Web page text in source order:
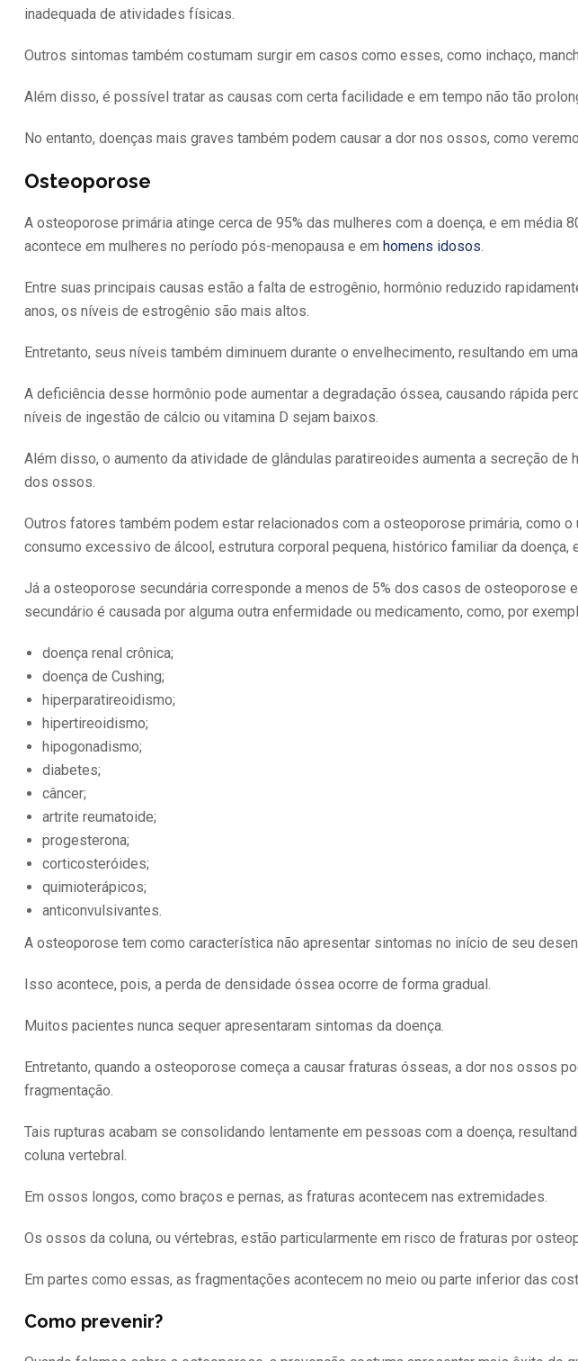
inadequada de atividades físicas.
Outros sintomas também costumam surgir em casos como esses, como inchaço,
Além disso, é possível tratar as causas com certa facilidade e em tempo não tão
No entanto, doenças mais graves também podem causar a dor nos ossos, como
Osteoporose
A osteoporose primária atinge cerca de 95% das mulheres com a doença, e em média
acontece em mulheres no período pós-menopausa e em homens idosos.
Entre suas principais causas estão a falta de estrogênio, hormônio reduzido
anos, os níveis de estrogênio são mais altos.
Entretanto, seus níveis também diminuem durante o envelhecimento, resultando em
A deficiência desse hormônio pode aumentar a degradação óssea, causando rápida
níveis de ingestão de cálcio ou vitamina D sejam baixos.
Além disso, o aumento da atividade de glândulas paratireoides aumenta a secreção de
dos ossos.
Outros fatores também podem estar relacionados com a osteoporose primária, como
consumo excessivo de álcool, estrutura corporal pequena, histórico familiar da doença,
Já a osteoporose secundária corresponde a menos de 5% dos casos de osteoporose
secundário é causada por alguma outra enfermidade ou medicamento, como, por
doença renal crônica;
doença de Cushing;
hiperparatireoidismo;
hipertireoidismo;
hipogonadismo;
diabetes;
câncer;
artrite reumatoide;
progesterona;
corticosteróides;
quimioterápicos;
anticonvulsivantes.
A osteoporose tem como característica não apresentar sintomas no início de seu
Isso acontece, pois, a perda de densidade óssea ocorre de forma gradual.
Muitos pacientes nunca sequer apresentaram sintomas da doença.
Entretanto, quando a osteoporose começa a causar fraturas ósseas, a dor nos ossos
fragmentação.
Tais rupturas acabam se consolidando lentamente em pessoas com a doença,
coluna vertebral.
Em ossos longos, como braços e pernas, as fraturas acontecem nas extremidades.
Os ossos da coluna, ou vértebras, estão particularmente em risco de fraturas por
Em partes como essas, as fragmentações acontecem no meio ou parte inferior das
Como prevenir?